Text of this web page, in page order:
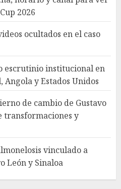
2026
ocultados en el caso
escrutinio institucional en
y Estados Unidos
de cambio de Gustavo
transformaciones y
vinculado a
León y Sinaloa
despide al gobierno
de Gustavo Petro
y desafíos
Ssa brote de
jalapeños de Nuevo
y Sinaloa
FC vs Atlas: Fecha,